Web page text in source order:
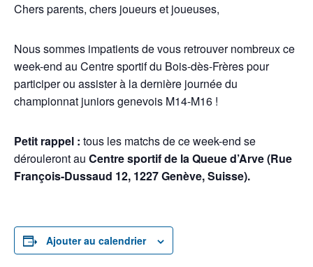
Chers parents, chers joueurs et joueuses,
Nous sommes impatients de vous retrouver nombreux ce
week-end au Centre sportif du Bois-dès-Frères pour
participer ou assister à la dernière journée du
championnat juniors genevois M14-M16 !
Petit rappel : tous les matchs de ce week-end se
dérouleront au Centre sportif de la Queue d’Arve (Rue
François-Dussaud 12, 1227 Genève, Suisse).
Ajouter au calendrier